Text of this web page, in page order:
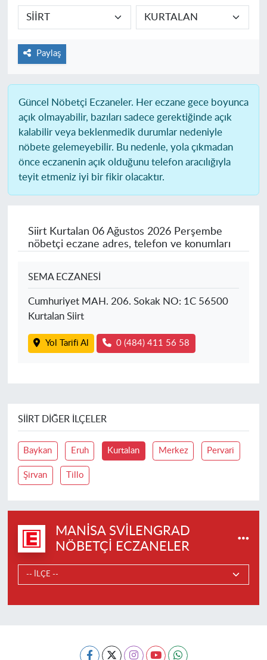
Paylaş
Güncel Nöbetçi Eczaneler. Her eczane gece boyunca
açık olmayabilir, bazıları sadece gerektiğinde açık
kalabilir veya beklenmedik durumlar nedeniyle
nöbete gelemeyebilir. Bu nedenle, yola çıkmadan
önce eczanenin açık olduğunu telefon aracılığıyla
teyit etmeniz iyi bir fikir olacaktır.
Siirt Kurtalan 06 Ağustos 2026 Perşembe
nöbetçi eczane adres, telefon ve konumları
SEMA ECZANESİ
Cumhuriyet MAH. 206. Sokak NO: 1C 56500
Kurtalan Siirt
Yol Tarifi Al 0 (484) 411 56 58
SIIRT DIĞER İLÇELER
Baykan Eruh Kurtalan Merkez Pervari
Şirvan Tillo
MANISA SVILENGRAD
NÖBETÇI ECZANELER